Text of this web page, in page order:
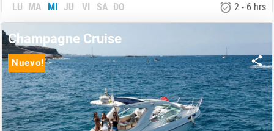
LU MA MI JU VI SA DO 2 - 6 hrs
Nuevo!
Champagne Cruise